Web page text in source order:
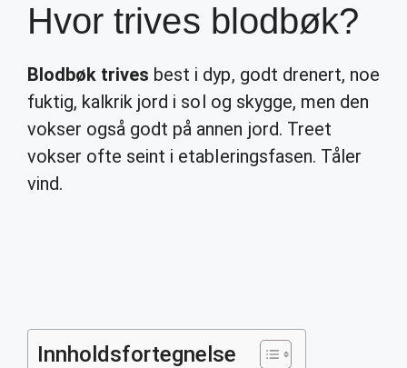
Hvor trives blodbøk?
Blodbøk trives best i dyp, godt drenert, noe
fuktig, kalkrik jord i sol og skygge, men den
vokser også godt på annen jord. Treet
vokser ofte seint i etableringsfasen. Tåler
vind.
Innholdsfortegnelse